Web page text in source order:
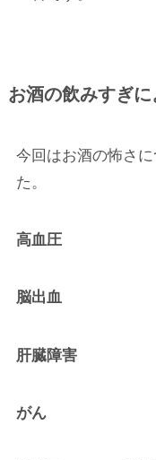
お酒の飲みすぎ
今回はお酒の怖さ
た。
高血圧
脳出血
肝臓障害
がん